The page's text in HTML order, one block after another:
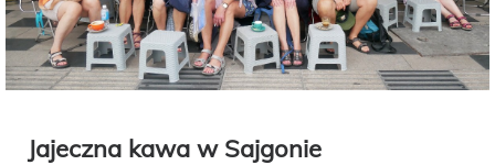
Jajeczna kawa w Sajgonie